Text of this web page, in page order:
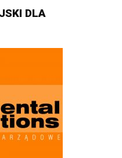
DLA